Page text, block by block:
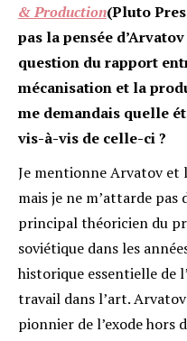
& Production(Pluto
pas la pensée
question du rapport
mécanisation et la
me demandais quelle
vis-à-vis de celle-ci ?
Je mentionne Arvatov et
mais je ne m’attarde pas
principal théoricien du
soviétique dans les
historique essentielle de
travail dans l’art.
pionnier de l’exode hors